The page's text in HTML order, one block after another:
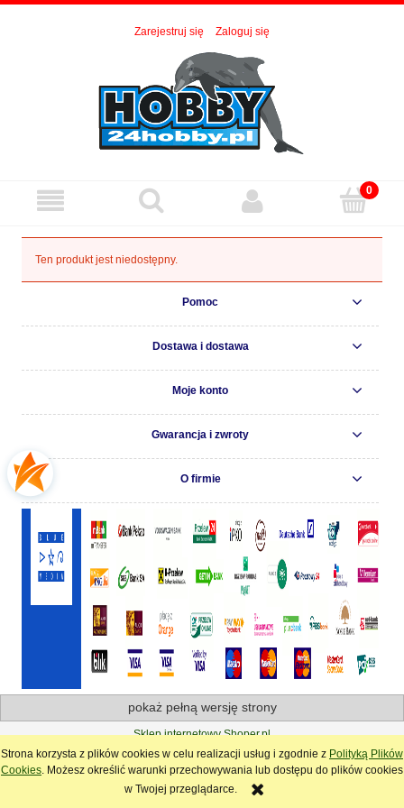
Strona korzysta z plików cookies w celu realizacji usług i zgodnie z Polityką Plików
Cookies. Możesz określić warunki przechowywania lub dostępu do plików cookies
w Twojej przeglądarce.
Zarejestruj się Zaloguj się
Ten produkt jest niedostępny.
Pomoc
Dostawa i dostawa
Moje konto
Gwarancja i zwroty
O firmie
pokaż pełną wersję strony
Sklep internetowy Shoper.pl